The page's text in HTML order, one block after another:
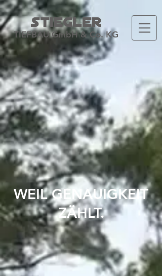
stiegler
TIEFBAU GmbH & Co. KG
WEIL GENAUIGKEIT
ZÄHLT.